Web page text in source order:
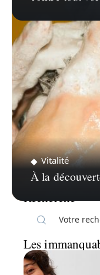
Vitalité
À la
Recherche
Les